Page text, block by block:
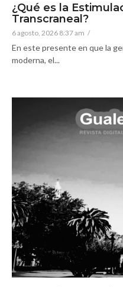
¿Qué es la
Transcraneal?
6 agosto, 2026 8:37 am /
En este presente en que la
moderna, el...